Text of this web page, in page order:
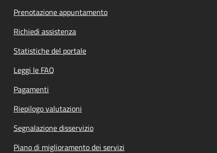
Prenotazione appuntamento
Richiedi assistenza
Statistiche del portale
Leggi le FAQ
Pagamenti
Riepilogo valutazioni
Segnalazione disservizio
Piano di miglioramento dei servizi